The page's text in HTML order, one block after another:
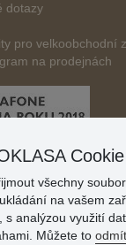
dotazy
pro velkoobchodní
na prodejnách
Cookie
všechny
na vašem
s analýzou využití
Můžete to